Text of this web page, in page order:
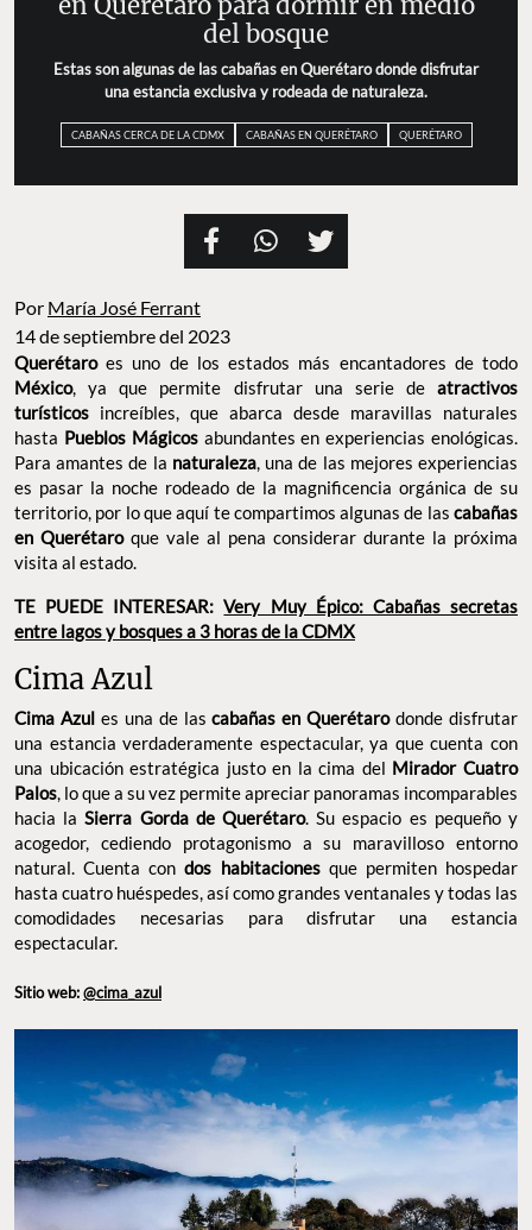
del bosque
Estas son algunas de las cabañas en Querétaro donde disfrutar
una estancia exclusiva y rodeada de naturaleza.
CABAÑAS CERCA DE LA CDMX CABAÑAS EN QUERÉTARO QUERÉTARO
Por María José Ferrant
14 de septiembre del 2023
Querétaroes uno de los estados más encantadores de todo
México, ya que permite disfrutar una serie de atractivos
turísticos increíbles, que abarca desde maravillas naturales
hasta Pueblos Mágicos abundantes en experiencias enológicas.
Para amantes de la naturaleza, una de las mejores experiencias
es pasar la noche rodeado de la magnificencia orgánica de su
territorio, por lo que aquí te compartimos algunas de las cabañas
en Querétaroque vale al pena considerar durante la próxima
visita al estado.
TE PUEDE INTERESAR:Very Muy Épico: Cabañas secretas
entre lagos y bosques a 3 horas de la CDMX
Cima Azul
Cima Azul es una de lascabañas en Querétarodonde disfrutar
una estancia verdaderamente espectacular, ya que cuenta con
una ubicación estratégica justo en la cima del Mirador Cuatro
Palos, lo que a su vez permite apreciar panoramas incomparables
hacia laSierra Gorda de Querétaro. Su espacio es pequeño y
acogedor, cediendo protagonismo a su maravilloso entorno
natural. Cuenta con dos habitaciones que permiten hospedar
hasta cuatro huéspedes, así como grandes ventanales y todas las
comodidades necesarias para disfrutar una estancia
espectacular.
Sitio web:@cima_azul